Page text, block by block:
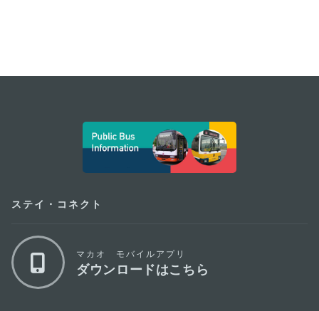
external links
ステイ・コネクト
マカオ モバイルアプリ
ダウンロードはこちら